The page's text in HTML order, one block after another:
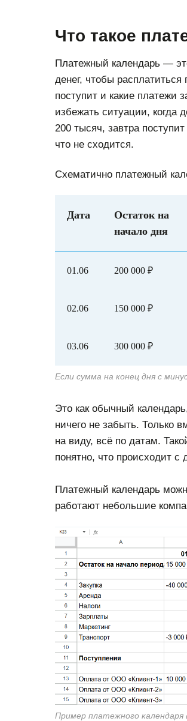
Что такое
Платежный календарь —
денег, чтобы расплатиться
поступит и какие платежи
избежать ситуации, когда
200 тысяч, завтра
что не сходится.
Схематично платежный
Дата
Остаток на
начало дня
01.06 200 000 ₽
02.06 150 000 ₽
03.06 300 000 ₽
Если сумма на конец дня с
Это как обычный
ничего не забыть. Только
на виду, всё по датам.
понятно, что происходит
Платежный календарь
работают небольшие
Пример платежного календаря